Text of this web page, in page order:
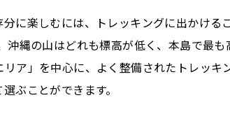
に楽しむには、トレッキングに出かけ
沖縄の山はどれも標高が低く、本島で最
ア」を中心に、よく整備されたトレッ
ぶことができます。